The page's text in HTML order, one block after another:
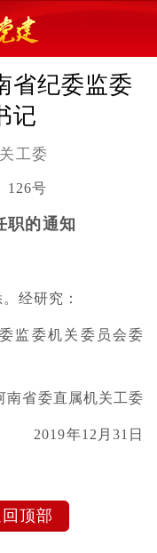
省纪委监委
记
工委
号
职的通知
经研究：
委机关委员会委
省委直属机关工委
2019年12月31日
顶部